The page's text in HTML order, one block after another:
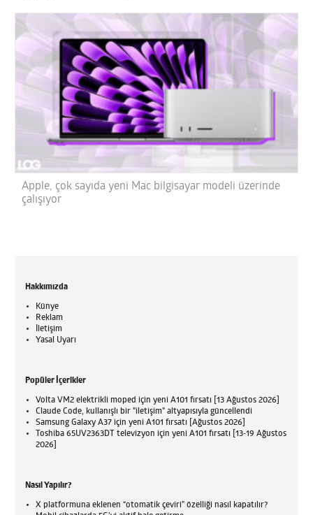
Apple, çok sayıda yeni Mac bilgisayar modeli üzerinde
çalışıyor
Hakkımızda
Künye
Reklam
İletişim
Yasal Uyarı
Popüler İçerikler
Volta VM2 elektrikli moped için yeni A101 fırsatı [13 Ağustos 2026]
Claude Code, kullanışlı bir "iletişim" altyapısıyla güncellendi
Samsung Galaxy A37 için yeni A101 fırsatı [Ağustos 2026]
Toshiba 65UV2363DT televizyon için yeni A101 fırsatı [13-19 Ağustos
2026]
Nasıl Yapılır?
X platformuna eklenen “otomatik çeviri” özelliği nasıl kapatılır?